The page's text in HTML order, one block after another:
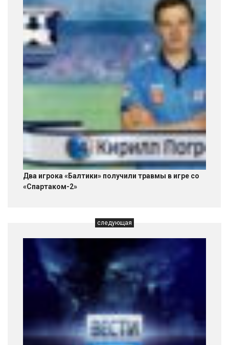
Два игрока «Балтики» получили травмы в игре со
«Спартаком-2»
следующая